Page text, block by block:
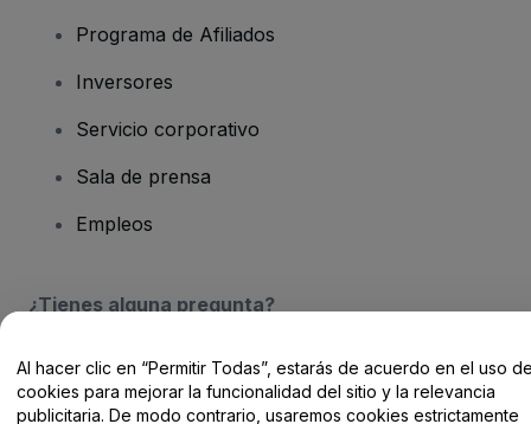
Programa de Afiliados
Inversores
Servicio corporativo
Sala de prensa
Empleos
¿Tienes alguna pregunta?
Centro de Ayuda / Contacto
Al hacer clic en “Permitir Todas”, estarás de acuerdo en el uso
cookies para mejorar la funcionalidad del sitio y la relevancia
publicitaria. De modo contrario, usaremos cookies estrictamente